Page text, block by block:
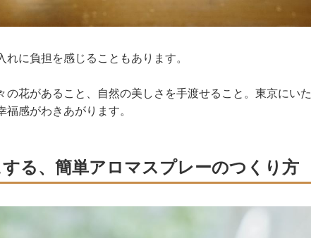
に負担を感じることもあります。
の花があること、自然の美しさを手渡せること。東京にいた
感がわきあがります。
る、簡単アロマスプレーのつくり方